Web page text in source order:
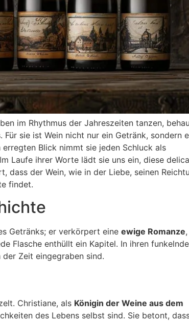
im Rhythmus der Jahreszeiten tanzen,
sie ist Wein nicht nur ein Getränk, sondern
Blick nimmt sie jeden Schluck als
Laufe ihrer Worte lädt sie uns ein, diese
dass der Wein, wie in der Liebe, seinen
findet.
Getränks; er verkörpert eine ewige Romanze
Flasche enthüllt ein Kapitel. In ihren
Zeit eingegraben sind.
Christiane, als Königin der Weine aus dem
des Lebens selbst sind. Sie betont,